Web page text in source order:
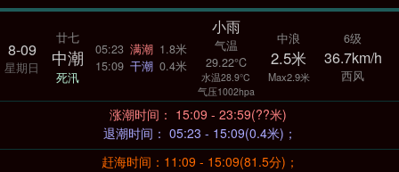
8-09
星期日
廿七
中潮
死汛
05:23 满潮 1.8米
15:09 干潮 0.4米
小雨
气温
29.22°C
水温28.9°C
气压1002hpa
中浪
2.5米
Max2.9米
6级
36.7km/h
西风
涨潮时间： 15:09 - 23:59(??米)
退潮时间： 05:23 - 15:09(0.4米)；
赶海时间：11:09 - 15:09(81.5分)；